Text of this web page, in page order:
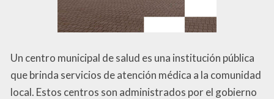
Un centro municipal de salud es una institución pública
que brinda servicios de atención médica a la comunidad
local. Estos centros son administrados por el gobierno